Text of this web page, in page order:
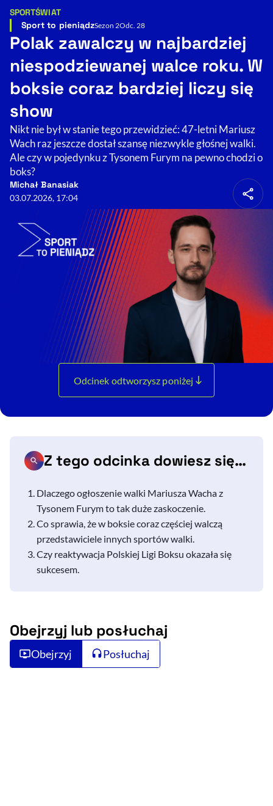
Ułatwienia dostępności wspierają:
Sprawdź, jak i dlaczego zwiększamy dostępność , otwiera się w nowym
Deklaracja dostępności, otwiera się w nowym oknie
Zgłoś problem
, otwiera się w
Kategorie artykułu:
SPORTŚWIAT
Sport to pieniądzSezon 2Odc. 28
Polak zawalczy w najbardziej
niespodziewanej walce roku. W
boksie coraz bardziej liczy się
show
Nikt nie był w stanie tego przewidzieć: 47-letni Mariusz
Wach raz jeszcze dostał szansę niezwykle głośnej walki.
Ale czy w pojedynku z Tysonem Furym na pewno chodzi o
boks?
Michał Banasiak
03.07.2026, 17:04
Odcinek odtworzysz poniżej
Z tego odcinka dowiesz się…
Dlaczego ogłoszenie walki Mariusza Wacha z
Tysonem Furym to tak duże zaskoczenie.
Co sprawia, że w boksie coraz częściej walczą
przedstawiciele innych sportów walki.
Czy reaktywacja Polskiej Ligi Boksu okazała się
sukcesem.
Obejrzyj lub posłuchaj
Obejrzyj Posłuchaj